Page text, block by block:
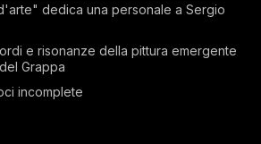
dedica una personale a Sergio
e risonanze della pittura emergente
Grappa
incomplete